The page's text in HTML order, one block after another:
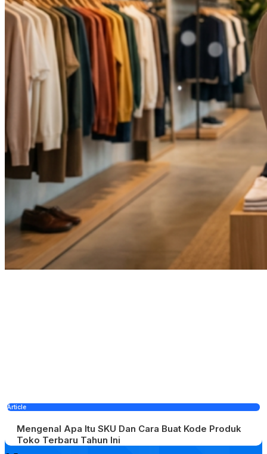
Article
Mengenal Apa Itu SKU Dan Cara Buat Kode Produk
Toko Terbaru Tahun Ini